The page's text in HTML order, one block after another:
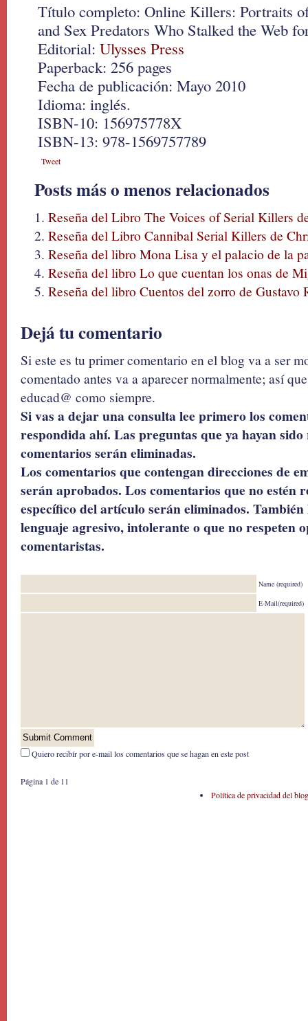
Título completo: Online Killers: Portraits
and Sex Predators Who Stalked the Web
Editorial: Ulysses Press
Paperback: 256 pages
Fecha de publicación: Mayo 2010
Idioma: inglés.
ISBN-10: 156975778X
ISBN-13: 978-1569757789
Tweet
Posts más o menos relacionados
Reseña del Libro The Voices of Serial Killers
Reseña del Libro Cannibal Serial Killers de
Reseña del libro Mona Lisa y el palacio de la
Reseña del libro Lo que cuentan los onas de
Reseña del libro Cuentos del zorro de Gustavo
Dejá tu comentario
Si este es tu primer comentario en el blog va a ser
comentado antes va a aparecer normalmente; así
educad@ como siempre.
Si vas a dejar una consulta lee primero los
respondida ahí. Las preguntas que ya hayan
comentarios serán eliminadas.
Los comentarios que contengan direcciones de
serán aprobados. Los comentarios que no estén
específico del artículo serán eliminados.
lenguaje agresivo, intolerante o que no respeten
comentaristas.
Name (required)
E-Mail(required)
Quiero recibír por e-mail los comentarios que se hagan en este post
Página 1 de 1 1
Política de privacidad del